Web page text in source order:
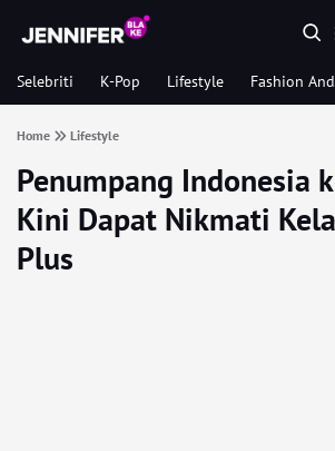
Selebriti K-Pop Lifestyle Fashion
Home Lifestyle
Penumpang Indonesia
Kini Dapat Nikmati
Plus